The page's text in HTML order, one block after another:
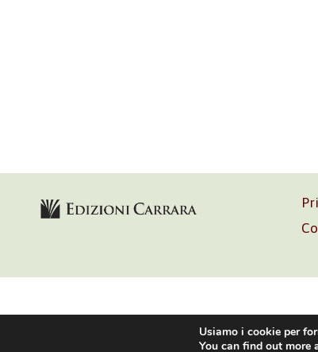
Usiamo i cookie per
You can find out